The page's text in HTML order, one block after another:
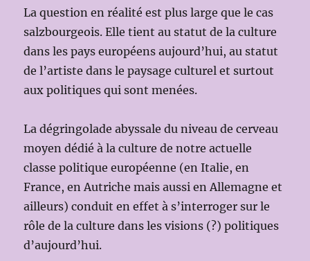
La question en réalité est plus large que le cas
salzbourgeois. Elle tient au statut de la culture
dans les pays européens aujourd’hui, au statut
de l’artiste dans le paysage culturel et surtout
aux politiques qui sont menées.
La dégringolade abyssale du niveau de cerveau
moyen dédié à la culture de notre actuelle
classe politique européenne (en Italie, en
France, en Autriche mais aussi en Allemagne et
ailleurs) conduit en effet à s’interroger sur le
rôle de la culture dans les visions (?) politiques
d’aujourd’hui.